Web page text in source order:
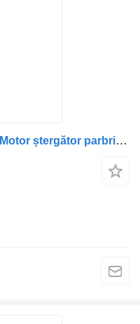
Моторчик стеклоочистителя Motor ștergător parbriz 1505318, 1432506 для грузовика Scania 1505318/1432506